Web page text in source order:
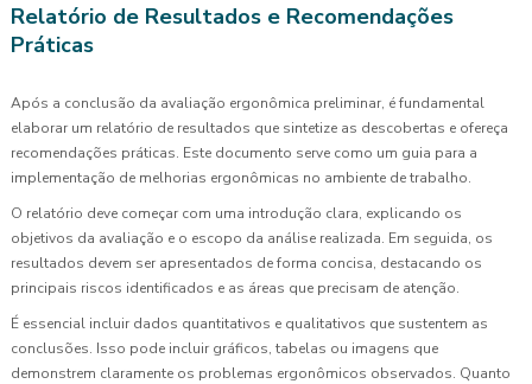
Relatório de Resultados e Recomendações
Práticas
Após a conclusão da avaliação ergonômica preliminar, é fundamental
elaborar um relatório de resultados que sintetize as descobertas e ofereça
recomendações práticas. Este documento serve como um guia para a
implementação de melhorias ergonômicas no ambiente de trabalho.
O relatório deve começar com uma introdução clara, explicando os
objetivos da avaliação e o escopo da análise realizada. Em seguida, os
resultados devem ser apresentados de forma concisa, destacando os
principais riscos identificados e as áreas que precisam de atenção.
É essencial incluir dados quantitativos e qualitativos que sustentem as
conclusões. Isso pode incluir gráficos, tabelas ou imagens que
demonstrem claramente os problemas ergonômicos observados. Quanto